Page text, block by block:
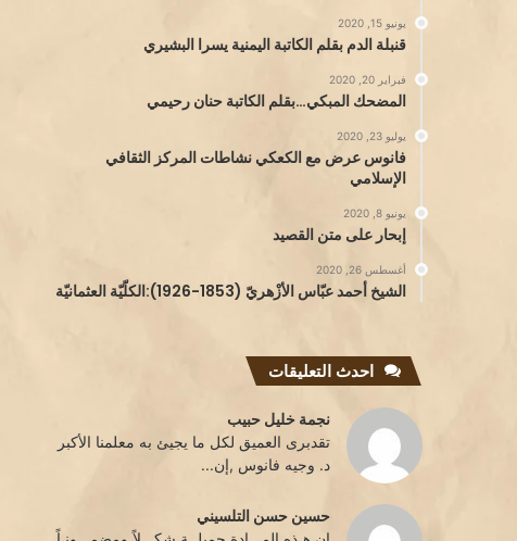
يونيو 15, 2020
قنبلة الدم بقلم الكاتبة اليمنية يسرا البشيري
فبراير 20, 2020
المضحك المبكي…بقلم الكاتبة حنان رحيمي
يوليو 23, 2020
فانوس عرض مع الكعكي نشاطات المركز الثقافي
الإسلامي
يونيو 8, 2020
إبحار على متن القصيد
أغسطس 26, 2020
الشيخ أحمد عبّاس الأزْهريّ (1853-1926):الكلّيّة العثمانيّة
احدث التعليقات
نجمة خليل حبيب
تقدبرى العميق لكل ما يجيئ به معلمنا الأكبر
د. وجيه فانوس ,إن...
حسين حسن التلسيني